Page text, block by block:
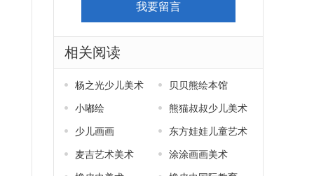
我要留言
相关阅读
杨之光少儿美术 贝贝熊绘本馆
小嘟绘 熊猫叔叔少儿美术
少儿画画 东方娃娃儿童艺术
麦吉艺术美术 涂涂画画美术